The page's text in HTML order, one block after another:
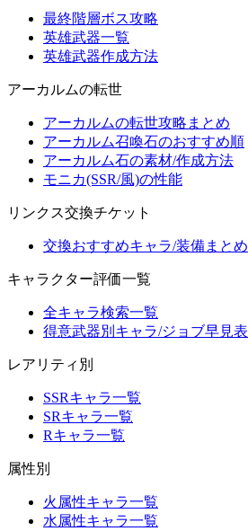
最終階層ボス攻略
英雄武器一覧
英雄武器作成方法
アーカルムの転世
アーカルムの転世攻略まとめ
アーカルム召喚石のおすすめ順
アーカルム石の素材/作成方法
モニカ(SSR/風)の性能
リンクス交換チケット
交換おすすめキャラ/装備まとめ
キャラクター評価一覧
全キャラ検索一覧
得意武器別キャラ/ジョブ早見表
レアリティ別
SSRキャラ一覧
SRキャラ一覧
Rキャラ一覧
属性別
火属性キャラ一覧
水属性キャラ一覧